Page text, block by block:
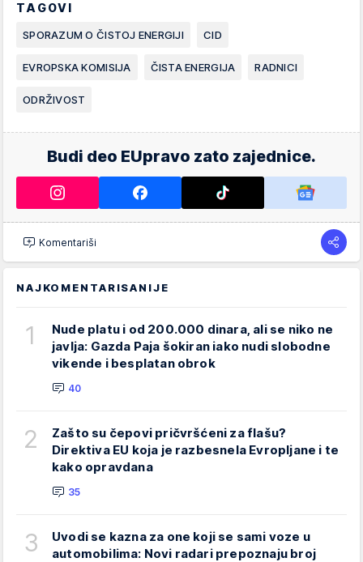
TAGOVI
SPORAZUM O ČISTOJ ENERGIJI CID
EVROPSKA KOMISIJA ČISTA ENERGIJA RADNICI
ODRŽIVOST
Budi deo EUpravo zato zajednice.
Komentariši
NAJKOMENTARISANIJE
1
Nude platu i od 200.000 dinara, ali se niko ne
javlja: Gazda Paja šokiran iako nudi slobodne
vikende i besplatan obrok
40
2
Zašto su čepovi pričvršćeni za flašu?
Direktiva EU koja je razbesnela Evropljane i te
kako opravdana
35
3
Uvodi se kazna za one koji se sami voze u
automobilima: Novi radari prepoznaju broj